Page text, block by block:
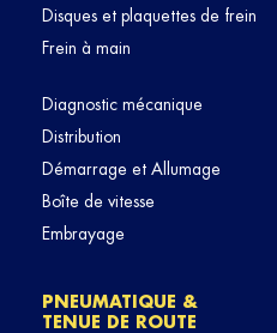
Disques et plaquettes de frein
Frein à main
Diagnostic mécanique
Distribution
Démarrage et Allumage
Boîte de vitesse
Embrayage
PNEUMATIQUE &
TENUE DE ROUTE